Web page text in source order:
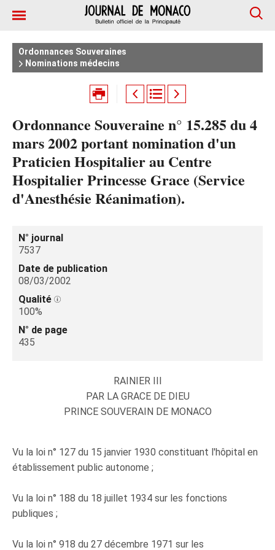
Ordonnances Souveraines
Nominations médecins
Ordonnance Souveraine n° 15.285 du 4
mars 2002 portant nomination d'un
Praticien Hospitalier au Centre
Hospitalier Princesse Grace (Service
d'Anesthésie Réanimation).
N° journal
7537
Date de publication
08/03/2002
Qualité
100%
N° de page
435
RAINIER III
PAR LA GRACE DE DIEU
PRINCE SOUVERAIN DE MONACO
Vu la loi n° 127 du 15 janvier 1930 constituant l'hôpital en
établissement public autonome ;
Vu la loi n° 188 du 18 juillet 1934 sur les fonctions
publiques ;
Vu la loi n° 918 du 27 décembre 1971 sur les